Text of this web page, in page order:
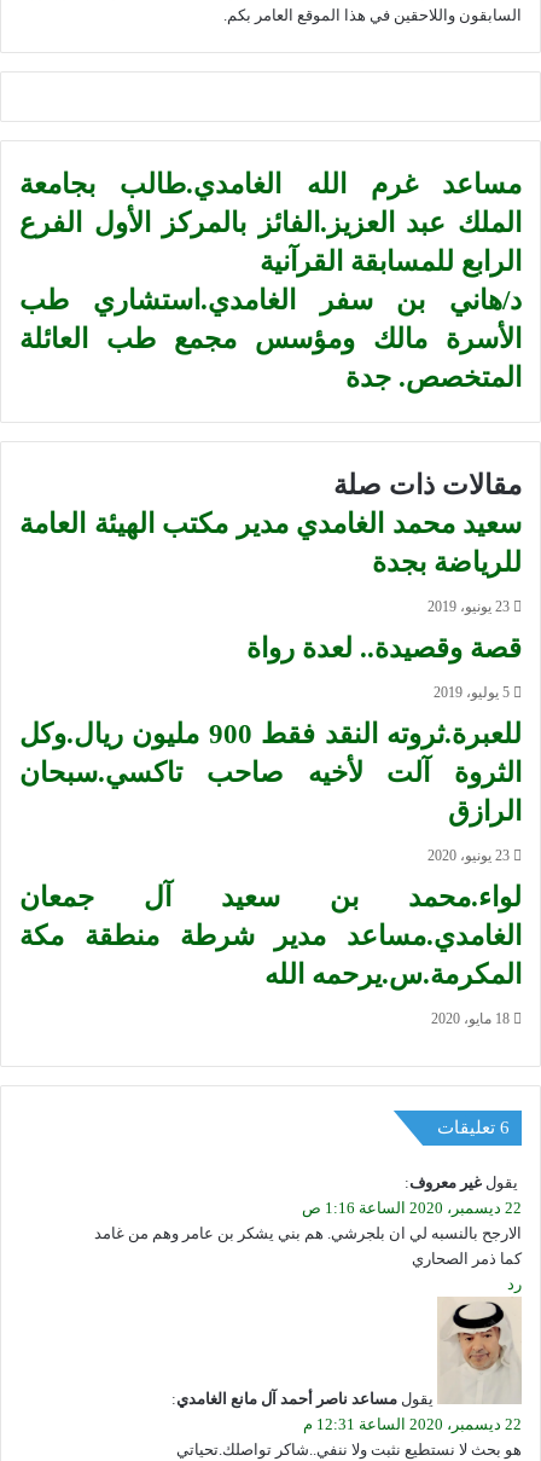
السابقون واللاحقين في هذا الموقع العامر بكم.
مساعد غرم الله الغامدي.طالب بجامعة
الملك عبد العزيز.الفائز بالمركز الأول الفرع
الرابع للمسابقة القرآنية
د/هاني بن سفر الغامدي.استشاري طب
الأسرة مالك ومؤسس مجمع طب العائلة
المتخصص. جدة
مقالات ذات صلة
سعيد محمد الغامدي مدير مكتب الهيئة العامة
للرياضة بجدة
23 يونيو، 2019
قصة وقصيدة.. لعدة رواة
5 يوليو، 2019
للعبرة.ثروته النقد فقط 900 مليون ريال.وكل
الثروة آلت لأخيه صاحب تاكسي.سبحان
الرازق
23 يونيو، 2020
لواء.محمد بن سعيد آل جمعان
الغامدي.مساعد مدير شرطة منطقة مكة
المكرمة.س.يرحمه الله
18 مايو، 2020
‫6 تعليقات
يقول غير معروف:
22 ديسمبر، 2020 الساعة 1:16 ص
الارجح بالنسبه لي ان بلجرشي. هم بني يشكر بن عامر وهم من غامد
كما ذمر الصحاري
رد
يقول مساعد ناصر أحمد آل مانع الغامدي:
22 ديسمبر، 2020 الساعة 12:31 م
هو بحث لا نستطيع نثبت ولا ننفي..شاكر تواصلك.تحياتي